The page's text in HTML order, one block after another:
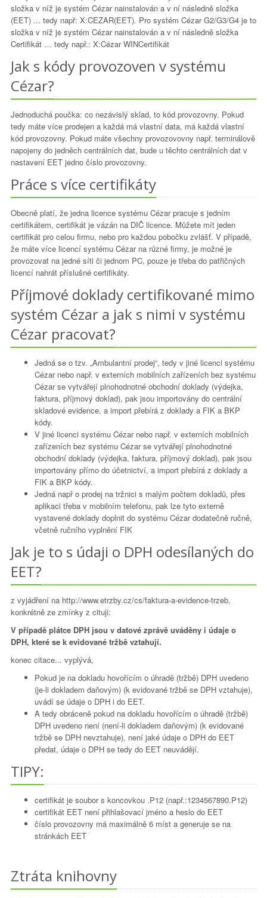
složka v níž je systém Cézar nainstalován a v ní následně složka
(EET) ... tedy např: X:CEZAR(EET). Pro systém Cézar G2/G3/G4 je to
složka v níž je systém Cézar nainstalován a v ní následně složka
Certifikát … tedy např.: X:Cézar WINCertifikát
Jak s kódy provozoven v systému
Cézar?
Jednoduchá poučka: co nezávislý sklad, to kód provozovny. Pokud
tedy máte více prodejen a každá má vlastní data, má každá vlastní
kód provozovny. Pokud máte všechny provozovovny např. terminálově
napojeny do jedněch centrálních dat, bude u těchto centrálních dat v
nastavení EET jedno číslo provozovny.
Práce s více certifikáty
Obecně platí, že jedna licence systému Cézar pracuje s jedním
certifikátem, certifikát je vázán na DIČ licence. Můžete mít jeden
certifikát pro celou firmu, nebo pro každou pobočku zvlášť. V případě,
že máte více licencí systému Cézar na různé firmy, je možné je
provozovat na jedné síti či jednom PC, pouze je třeba do patřičných
licencí nahrát příslušné certifikáty.
Příjmové doklady certifikované mimo
systém Cézar a jak s nimi v systému
Cézar pracovat?
Jedná se o tzv. „Ambulantní prodej“, tedy v jiné licenci systému
Cézar nebo např. v externích mobilních zařízeních bez systému
Cézar se vytvářejí plnohodnotné obchodní doklady (výdejka,
faktura, příjmový doklad), pak jsou importovány do centrální
skladové evidence, a import přebírá z doklady a FIK a BKP
kódy.
V jiné licenci systému Cézar nebo např. v externích mobilních
zařízeních bez systému Cézar se vytvářejí plnohodnotné
obchodní doklady (výdejka, faktura, příjmový doklad), pak jsou
importovány přímo do účetnictví, a import přebírá z doklady a
FIK a BKP kódy.
Jedná např o prodej na tržnici s malým počtem dokladů, přes
aplikaci třeba v mobilním telefonu, pak lze tyto externě
vystavené doklady doplnit do systému Cézar dodatečně ručně,
včetně ručního vyplnění FIK
Jak je to s údaji o DPH odesílaných do
EET?
z vyjádření na http://www.etrzby.cz/cs/faktura-a-evidence-trzeb,
konkrétně ze zmínky z cituji:
V případě plátce DPH jsou v datové zprávě uváděny i údaje o
DPH, které se k evidované tržbě vztahují.
konec citace... vyplývá,
Pokud je na dokladu hovořícím o úhradě (tržbě) DPH uvedeno
(je-li dokladem daňovým) (k evidované tržbě se DPH vztahuje),
uvádí se údaje o DPH i do EET.
A tedy obráceně pokud na dokladu hovořícím o úhradě (tržbě)
DPH uvedeno není (není-li dokladem daňovým) (k evidované
tržbě se DPH nevztahuje), není jaké údaje o DPH do EET
předat, údaje o DPH se tedy do EET neuvádějí.
TIPY:
certifikát je soubor s koncovkou .P12 (např.:1234567890.P12)
certifikát EET není přihlašovací jméno a heslo do EET
číslo provozovny má maximálně 6 míst a generuje se na
stránkách EET
Ztráta knihovny